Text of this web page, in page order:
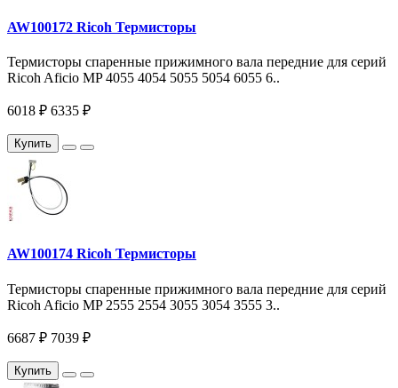
AW100172 Ricoh Термисторы
Термисторы спаренные прижимного вала передние для серий
Ricoh Aficio MP 4055 4054 5055 5054 6055 6..
6018 ₽ 6335 ₽
Купить
AW100174 Ricoh Термисторы
Термисторы спаренные прижимного вала передние для серий
Ricoh Aficio MP 2555 2554 3055 3054 3555 3..
6687 ₽ 7039 ₽
Купить